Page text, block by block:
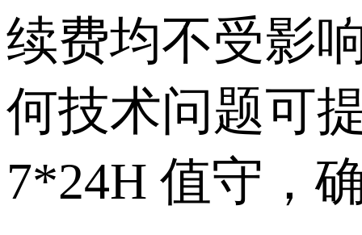
续费均不受影
何技术问题可
7*24H 值守，